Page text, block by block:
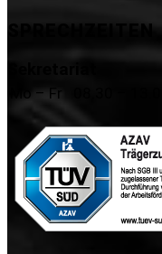
SPRECHZEITEN
Mo – Fr